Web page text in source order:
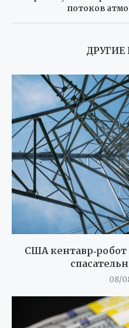
потоков
США кентавр‑робот
08/